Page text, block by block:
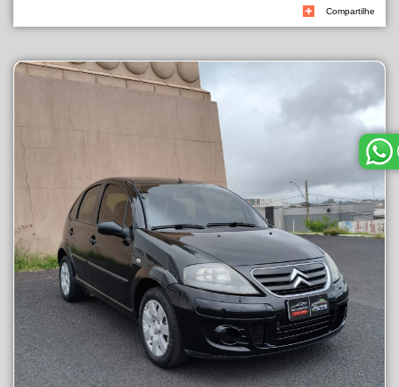
Compartilhe